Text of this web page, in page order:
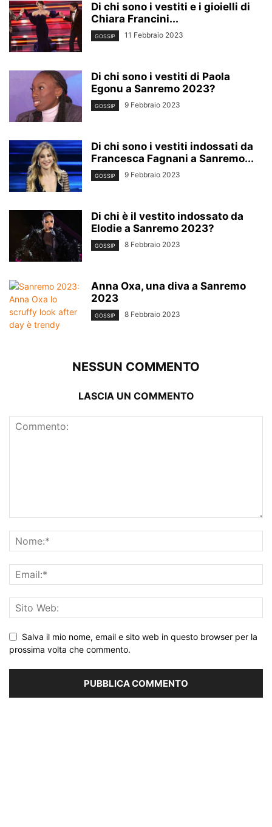
Di chi sono i vestiti e i gioielli di
Chiara Francini...
GOSSIP 11 Febbraio 2023
Di chi sono i vestiti di Paola
Egonu a Sanremo 2023?
GOSSIP 9 Febbraio 2023
Di chi sono i vestiti indossati da
Francesca Fagnani a Sanremo...
GOSSIP 9 Febbraio 2023
Di chi è il vestito indossato da
Elodie a Sanremo 2023?
GOSSIP 8 Febbraio 2023
Anna Oxa, una diva a Sanremo
2023
GOSSIP 8 Febbraio 2023
NESSUN COMMENTO
LASCIA UN COMMENTO
Salva il mio nome, email e sito web in questo browser per la
prossima volta che commento.